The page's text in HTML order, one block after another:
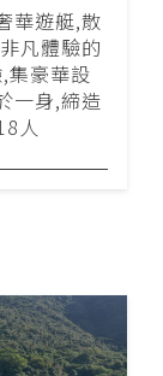
華遊艇,散
凡體驗的
集豪華設
一身,締造
人